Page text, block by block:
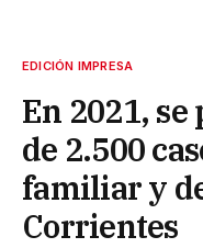
EDICIÓN IMPRESA
En 2021,
de 2.500
familiar y
Corrientes